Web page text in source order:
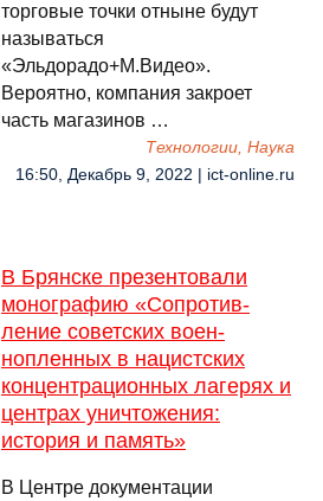
торговые точки отныне будут
называться
«Эльдорадо+М.Видео».
Вероятно, компания закроет
часть магазинов …
Технологии, Наука
16:50, Декабрь 9, 2022 | ict-online.ru
В Брянске презентовали
монографию «Сопротив­
ление советских воен­
нопленных в нацистских
концентрационных лагерях и
центрах уничтожения:
история и память»
В Центре документации